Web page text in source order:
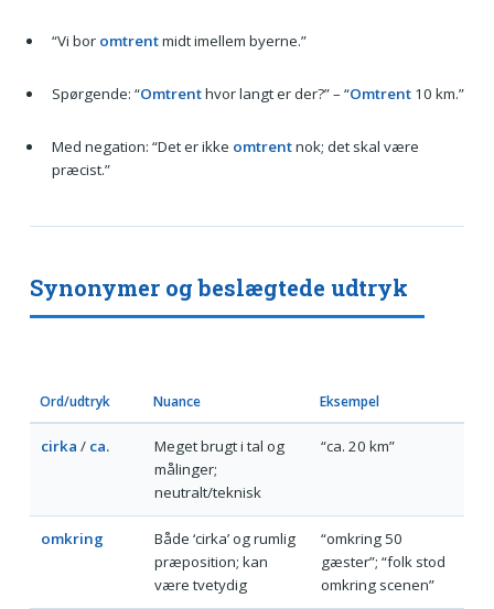
“Vi bor omtrentmidt imellem byerne.”
Spørgende: “Omtrenthvor langt er der?” – “Omtrent10 km.”
Med negation: “Det er ikke omtrentnok; det skal være
præcist.”
Synonymer og beslægtede udtryk
Ord/udtryk Nuance Eksempel
cirka / ca.
Meget brugt i tal og
målinger;
neutralt/teknisk
“ca. 20 km”
omkring
Både ‘cirka’ og rumlig
præposition; kan
være tvetydig
“omkring 50
gæster”; “folk stod
omkring scenen”